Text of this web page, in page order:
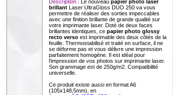
Description : Le nouveau papier photo laser
brillant Laser UltraGloss DUO 250 va vous
permettre de réaliser des sorties impeccables
avec une finition brillante de grande qualité sur
votre imprimante laser. Doté de deux faces
brillantes identiques, ce papier photo glossy
recto verso est imprimable des deux côtés de la
feuille. Thermostabilisé et traité en surface, il ne
se déforme pas et vous délivre une impression
parfaitement homogène. Il est idéal pour
l'impression de vos photos sur imprimante laser.
Son grammage est de 250g/m2. Compatibilité
universelle.
Ce produit existe aussi en format A6
(105x148,5mm), en